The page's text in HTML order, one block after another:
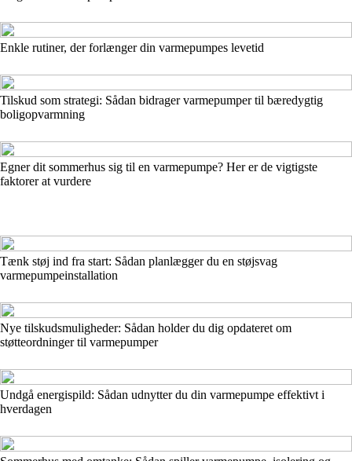
Enkle rutiner, der forlænger din varmepumpes levetid
Tilskud som strategi: Sådan bidrager varmepumper til bæredygtig
boligopvarmning
Egner dit sommerhus sig til en varmepumpe? Her er de vigtigste
faktorer at vurdere
Tænk støj ind fra start: Sådan planlægger du en støjsvag
varmepumpeinstallation
Nye tilskudsmuligheder: Sådan holder du dig opdateret om
støtteordninger til varmepumper
Undgå energispild: Sådan udnytter du din varmepumpe effektivt i
hverdagen